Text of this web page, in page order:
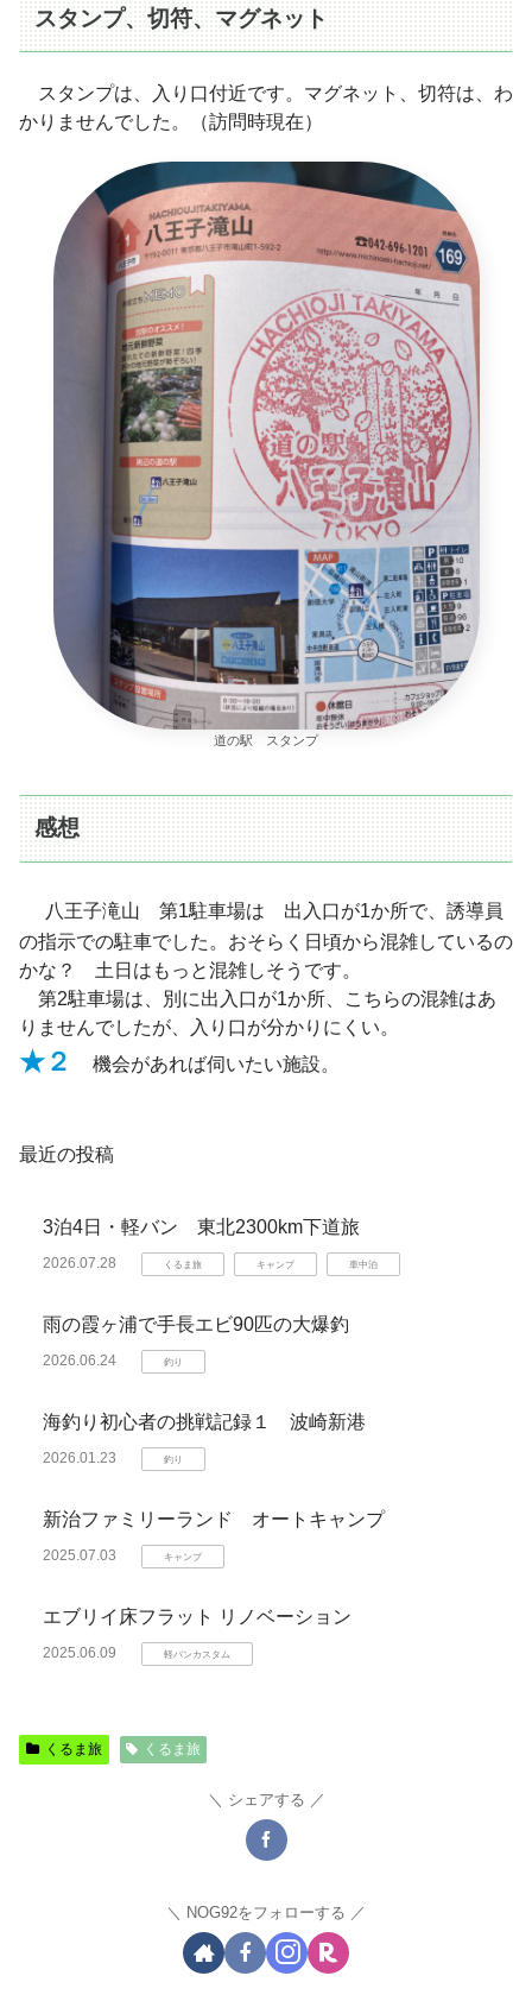
スタンプ、切符、マグネット
スタンプは、入り口付近です。マグネット、切符は、わ
かりませんでした。（訪問時現在）
道の駅 スタンプ
感想
八王子滝山 第1駐車場は 出入口が1か所で、誘導員
の指示での駐車でした。おそらく日頃から混雑しているの
かな？ 土日はもっと混雑しそうです。
第2駐車場は、別に出入口が1か所、こちらの混雑はあ
りませんでしたが、入り口が分かりにくい。
★２ 機会があれば伺いたい施設。
最近の投稿
3泊4日・軽バン 東北2300km下道旅
2026.07.28 くるま旅 キャンプ 車中泊
雨の霞ヶ浦で手長エビ90匹の大爆釣
2026.06.24 釣り
海釣り初心者の挑戦記録１ 波崎新港
2026.01.23 釣り
新治ファミリーランド オートキャンプ
2025.07.03 キャンプ
エブリイ床フラット リノベーション
2025.06.09 軽バンカスタム
くるま旅 くるま旅
シェアする
NOG92をフォローする